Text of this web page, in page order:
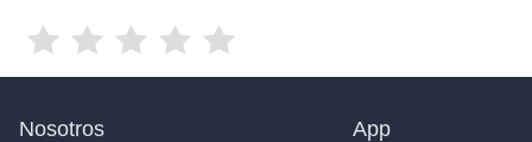
Nosotros App